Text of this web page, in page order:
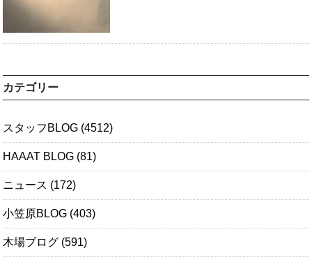
カテゴリー
スタッフBLOG (4512)
HAAAT BLOG (81)
ニュース (172)
小笠原BLOG (403)
木場ブログ (591)